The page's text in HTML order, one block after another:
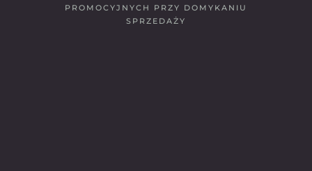
PROMOCYJNYCH PRZY DOMYKANIU
SPRZEDAŻY